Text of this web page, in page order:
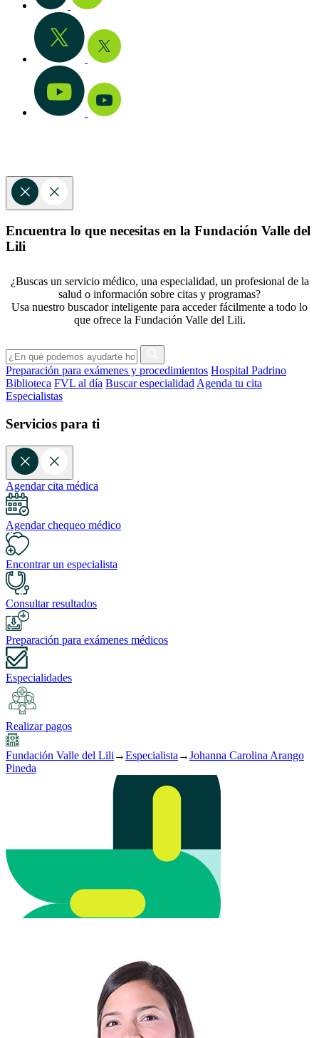
Encuentra lo que necesitas en la Fundación Valle del
Lili
¿Buscas un servicio médico, una especialidad, un profesional de la
salud o información sobre citas y programas?
Usa nuestro buscador inteligente para acceder fácilmente a todo lo
que ofrece la Fundación Valle del Lili.
Preparación para exámenes y procedimientos Hospital Padrino
Biblioteca FVL al día Buscar especialidad Agenda tu cita
Especialistas
Servicios para ti
Agendar cita médica
Agendar chequeo médico
Encontrar un especialista
Consultar resultados
Preparación para exámenes médicos
Especialidades
Realizar pagos
Fundación Valle del Lili →Especialista →Johanna Carolina Arango
Pineda